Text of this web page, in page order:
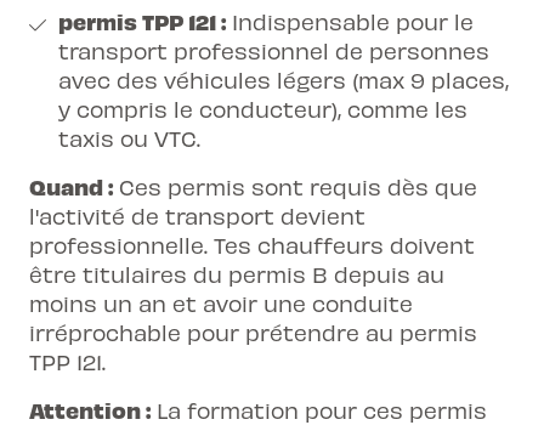
permis TPP 121: Indispensable pour le
transport professionnel de personnes
avec des véhicules légers (max 9 places,
y compris le conducteur), comme les
taxis ou VTC.
Quand : Ces permis sont requis dès que
l'activité de transport devient
professionnelle. Tes chauffeurs doivent
être titulaires du permis B depuis au
moins un an et avoir une conduite
irréprochable pour prétendre au permis
TPP 121.
Attention : La formation pour ces permis